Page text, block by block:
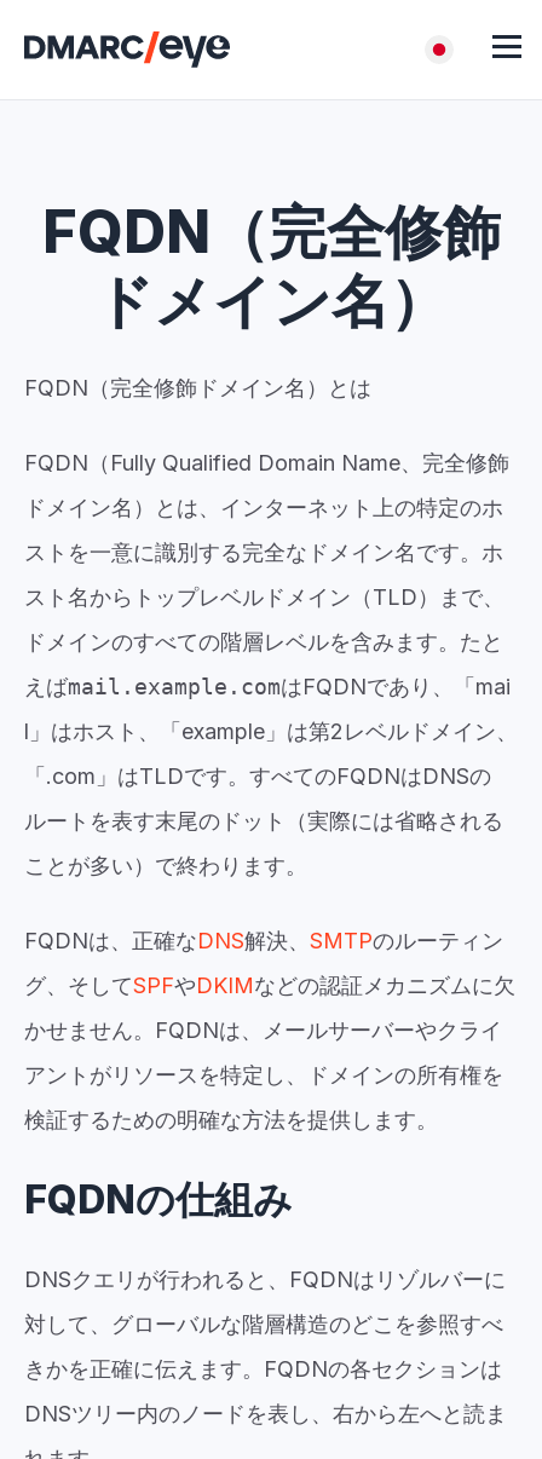
FQDN（完全修飾
ドメイン名）
FQDN（完全修飾ドメイン名）とは
FQDN（Fully Qualified Domain Name、完全修飾
ドメイン名）とは、インターネット上の特定のホ
ストを一意に識別する完全なドメイン名です。ホ
スト名からトップレベルドメイン（TLD）まで、
ドメインのすべての階層レベルを含みます。たと
えばmail.example.comはFQDNであり、「mai
l」はホスト、「example」は第2レベルドメイン、
「.com」はTLDです。すべてのFQDNはDNSの
ルートを表す末尾のドット（実際には省略される
ことが多い）で終わります。
FQDNは、正確なDNS解決、 SMTPのルーティン
グ、そしてSPFやDKIMなどの認証メカニズムに欠
かせません。FQDNは、メールサーバーやクライ
アントがリソースを特定し、ドメインの所有権を
検証するための明確な方法を提供します。
FQDNの仕組み
DNSクエリが行われると、FQDNはリゾルバーに
対して、グローバルな階層構造のどこを参照すべ
きかを正確に伝えます。FQDNの各セクションは
DNSツリー内のノードを表し、右から左へと読ま